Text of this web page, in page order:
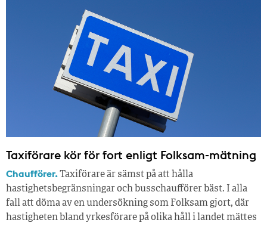
Taxiförare kör för fort enligt Folksam-mätning
Chaufförer.Taxiförare är sämst på att hålla
hastighetsbegränsningar och busschaufförer bäst. I alla
fall att döma av en undersökning som Folksam gjort, där
hastigheten bland yrkesförare på olika håll i landet mättes